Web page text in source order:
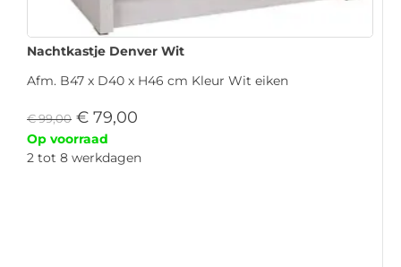
Nachtkastje Denver Wit
Afm. B47 x D40 x H46 cm Kleur Wit eiken
€99,00 € 79,00
Op voorraad
2 tot 8 werkdagen